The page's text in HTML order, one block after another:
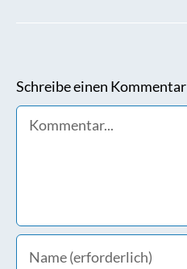
Schreibe einen Kommentar
Comment